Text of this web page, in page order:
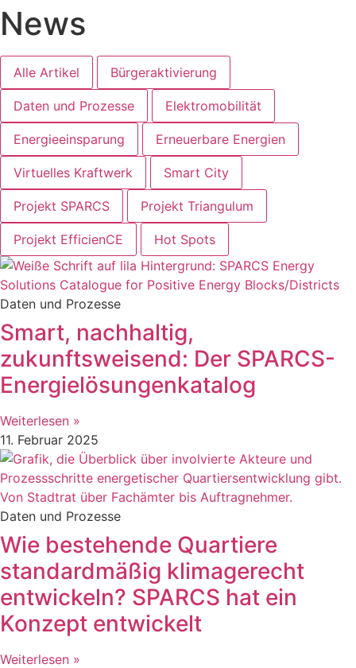
News
Alle Artikel Bürgeraktivierung
Daten und Prozesse Elektromobilität
Energieeinsparung Erneuerbare Energien
Virtuelles Kraftwerk Smart City
Projekt SPARCS Projekt Triangulum
Projekt EfficienCE Hot Spots
Daten und Prozesse
Smart, nachhaltig,
zukunftsweisend: Der SPARCS-
Energielösungenkatalog
Weiterlesen »
11. Februar 2025
Daten und Prozesse
Wie bestehende Quartiere
standardmäßig klimagerecht
entwickeln? SPARCS hat ein
Konzept entwickelt
Weiterlesen »